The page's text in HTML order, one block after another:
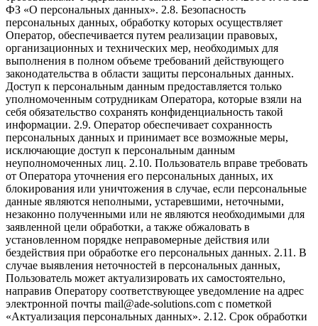
ФЗ «О персональных данных». 2.8. Безопасность
персональных данных, обработку которых осуществляет
Оператор, обеспечивается путем реализации правовых,
организационных и технических мер, необходимых для
выполнения в полном объеме требований действующего
законодательства в области защиты персональных данных.
Доступ к персональным данным предоставляется только
уполномоченным сотрудникам Оператора, которые взяли на
себя обязательство сохранять конфиденциальность такой
информации. 2.9. Оператор обеспечивает сохранность
персональных данных и принимает все возможные меры,
исключающие доступ к персональным данным
неуполномоченных лиц. 2.10. Пользователь вправе требовать
от Оператора уточнения его персональных данных, их
блокирования или уничтожения в случае, если персональные
данные являются неполными, устаревшими, неточными,
незаконно полученными или не являются необходимыми для
заявленной цели обработки, а также обжаловать в
установленном порядке неправомерные действия или
бездействия при обработке его персональных данных. 2.11. В
случае выявления неточностей в персональных данных,
Пользователь может актуализировать их самостоятельно,
направив Оператору соответствующее уведомление на адрес
электронной почты mail@ade-solutions.com с пометкой
«Актуализация персональных данных». 2.12. Срок обработки